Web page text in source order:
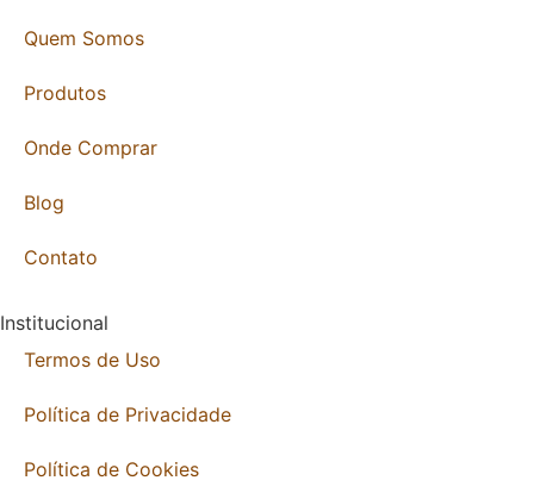
Quem Somos
Produtos
Onde Comprar
Blog
Contato
Institucional
Termos de Uso
Política de Privacidade
Política de Cookies